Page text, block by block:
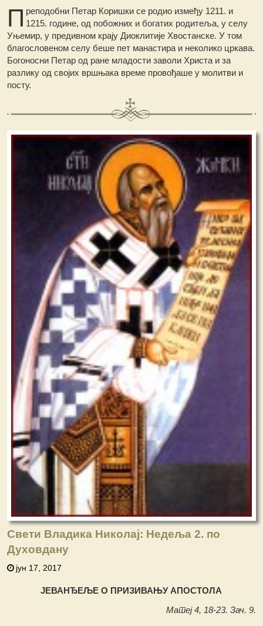
П реподобни Петар Коришки се родио између 1211. и
1215. године, од побожних и богатих родитеља, у селу
Уњемир, у предивном крају Диоклитије Хвостанске. У том
благословеном селу беше пет манастира и неколико цркава.
Богоносни Петар од ране младости заволи Христа и за
разлику од својих вршњака време провођаше у молитви и
посту.
Свети Владика Николај: Недеља 2. по
Духовдану
јун 17, 2017
ЈЕВАНЂЕЉЕ О ПРИЗИВАЊУ АПОСТОЛА
Матеј 4, 18-23. Зач. 9.